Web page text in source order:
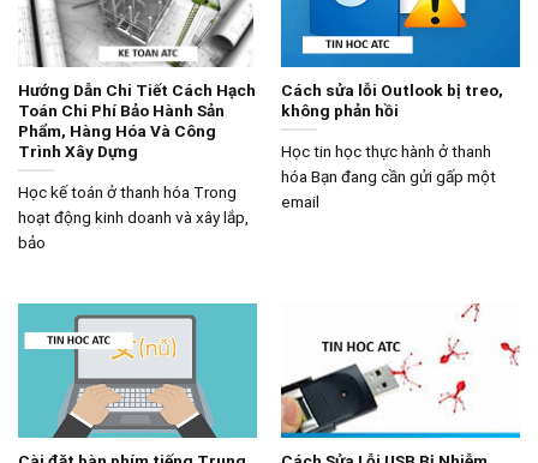
Hướng Dẫn Chi Tiết Cách Hạch
Toán Chi Phí Bảo Hành Sản
Phẩm, Hàng Hóa Và Công
Trình Xây Dựng
Học kế toán ở thanh hóa Trong
hoạt động kinh doanh và xây lắp,
bảo
Cách sửa lỗi Outlook bị treo,
không phản hồi
Học tin học thực hành ở thanh
hóa Bạn đang cần gửi gấp một
email